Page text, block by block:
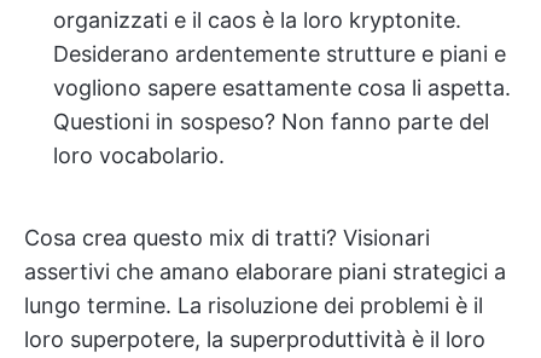
organizzati e il caos è la loro kryptonite.
Desiderano ardentemente strutture e piani e
vogliono sapere esattamente cosa li aspetta.
Questioni in sospeso? Non fanno parte del
loro vocabolario.
Cosa crea questo mix di tratti? Visionari
assertivi che amano elaborare piani strategici a
lungo termine. La risoluzione dei problemi è il
loro superpotere, la superproduttività è il loro